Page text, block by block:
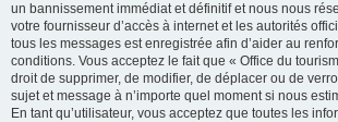
un bannissement immédiat et définitif et nous nous
votre fournisseur d’accès à internet et les autorités
tous les messages est enregistrée afin d’aider au
conditions. Vous acceptez le fait que « Office du
droit de supprimer, de modifier, de déplacer ou de
sujet et message à n’importe quel moment si nous
En tant qu’utilisateur, vous acceptez que toutes les